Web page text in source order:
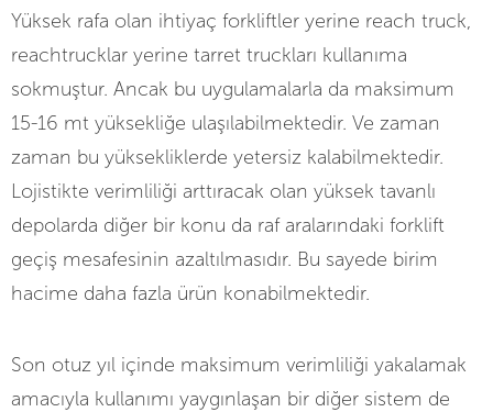
Yüksek rafa olan ihtiyaç forkliftler yerine reach truck,
reachtrucklar yerine tarret truckları kullanıma
sokmuştur. Ancak bu uygulamalarla da maksimum
15-16 mt yüksekliğe ulaşılabilmektedir. Ve zaman
zaman bu yüksekliklerde yetersiz kalabilmektedir.
Lojistikte verimliliği arttıracak olan yüksek tavanlı
depolarda diğer bir konu da raf aralarındaki forklift
geçiş mesafesinin azaltılmasıdır. Bu sayede birim
hacime daha fazla ürün konabilmektedir.
Son otuz yıl içinde maksimum verimliliği yakalamak
amacıyla kullanımı yaygınlaşan bir diğer sistem de